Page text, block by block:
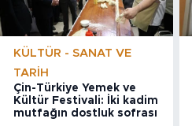
KÜLTÜR - SANAT VE
TARIH
Çin-Türkiye Yemek ve
Kültür Festivali: İki kadim
mutfağın dostluk sofrası